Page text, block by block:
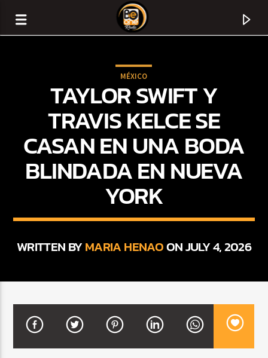
TITLE
CURRENT SHOW
BACHATA PARA EL CAMINO
5:00 PM 7:00 PM
MÉXICO
TAYLOR SWIFT Y
TRAVIS KELCE SE
CASAN EN UNA BODA
BLINDADA EN NUEVA
YORK
WRITTEN BYMARIA HENAOON JULY 4, 2026